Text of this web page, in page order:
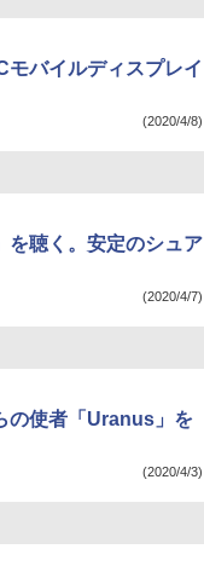
バイルディスプレイ
(2020/4/8)
聴く。安定のシュア
(2020/4/7)
の使者「Uranus」を
(2020/4/3)